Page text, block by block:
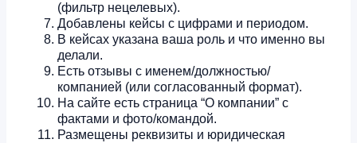
(фильтр нецелевых).
Добавлены кейсы с цифрами и периодом.
В кейсах указана ваша роль и что именно вы
делали.
Есть отзывы с именем/должностью/
компанией (или согласованный формат).
На сайте есть страница “О компании” с
фактами и фото/командой.
Размещены реквизиты и юридическая